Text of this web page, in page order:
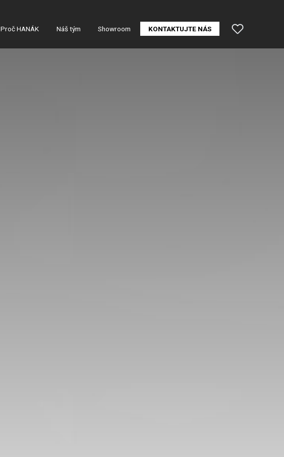
Proč HANÁK Náš tým Showroom KONTAKTUJTE NÁS